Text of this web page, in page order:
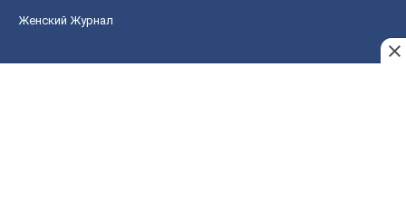
Женский Журнал